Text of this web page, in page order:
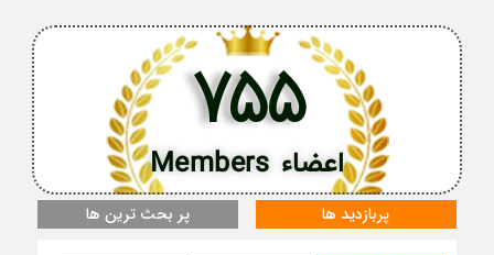
اعضاء Members
755
پربازدید ها پر بحث ترین ها